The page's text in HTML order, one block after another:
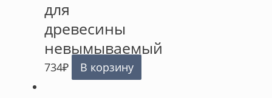
для
древесины
невымываемый
734₽ В корзину